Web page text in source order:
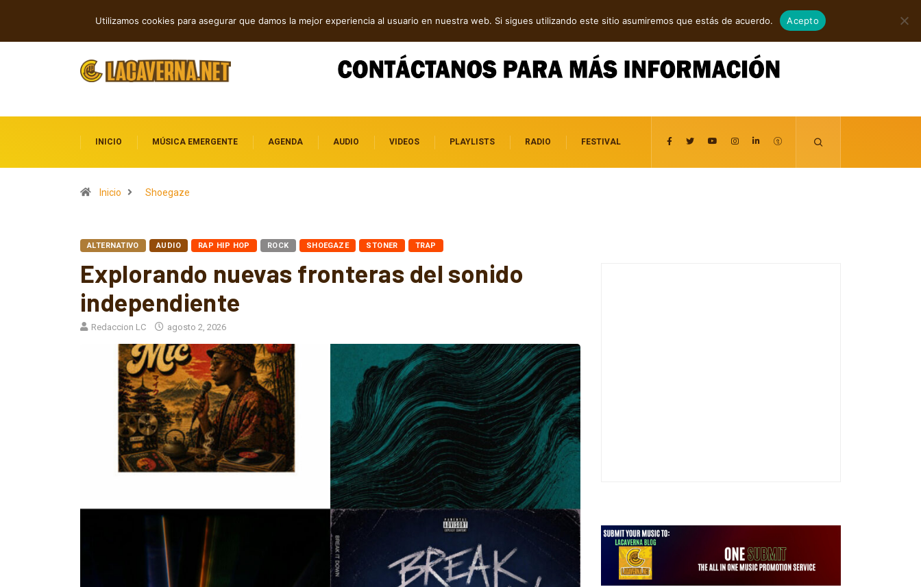
agosto 7, 2026
INICIO MÚSICA EMERGENTE AGENDA AUDIO VIDEOS PLAYLISTS RADIO FESTIVAL
Inicio Shoegaze
ALTERNATIVO AUDIO RAP HIP HOP ROCK SHOEGAZE STONER TRAP
Explorando nuevas fronteras del sonido
independiente
Redaccion LC agosto 2, 2026
Utilizamos cookies para asegurar que damos la mejor experiencia al usuario en nuestra web. Si sigues utilizando este sitio asumiremos que estás de acuerdo. Acepto